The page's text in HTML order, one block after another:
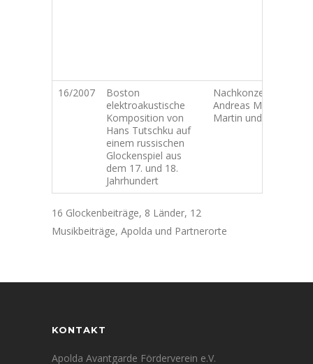
16/2007
Boston
elektroakustische
Komposition von
Hans Tutschku auf
einem russischen
Glockenspiel aus
dem 17. und 18.
Jahrhundert
Nachkonzert mit
Andreas Max
Martin und Band
16 Glockenbeiträge, 8 Länder, 12
Musikbeiträge, Apolda und Partnerorte
KONTAKT
Apolda Avantgarde Förderverein e.V.